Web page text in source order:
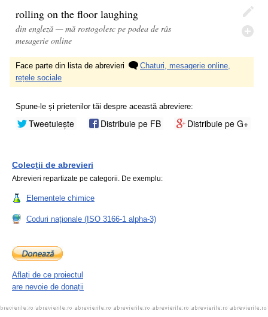
rolling on the floor laughing
din engleză — mă rostogolesc pe podea de râs
mesagerie online
Face parte din lista de abrevieri
Chaturi, mesagerie online,
rețele sociale
Spune-le și prietenilor tăi despre această abreviere:
Tweetuiește Distribuie pe FB Distribuie pe G+
Colecții de abrevieri
Abrevieri repartizate pe categorii. De exemplu:
Elementele chimice
Coduri naționale (ISO 3166-1 alpha-3)
Aflați de ce proiectul
are nevoie de donații